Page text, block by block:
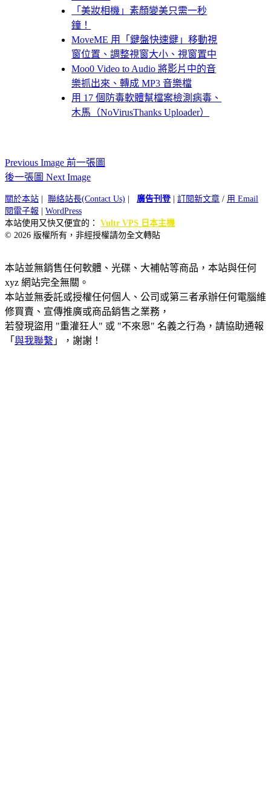
「美妝相機」素顏變美只需一秒
鐘！
MoveME 用「鍵盤快速鍵」移動視
窗位置、調整視窗大小、視窗置中
Moo0 Video to Audio 將影片中的音
樂抓出來、轉成 MP3 音樂檔
用 17 個防毒軟體幫檔案檢測病毒、
木馬（NoVirusThanks Uploader）
Previous Image 前一張圖
後一張圖 Next Image
關於本站 聯絡站長(Contact Us) 廣告刊登| 訂閱新文章 / 用 Email
閱電子報
WordPress
本站使用又快又便宜的： Vultr VPS 日本主機
© 2026 版權所有，非經授權請勿全文轉貼
本站並無銷售任何軟體、光碟、大補帖等商品，本站與任何
xyz 網站完全無關。
本站並無委託或授權任何個人、公司或第三者承辦任何電腦維
修買賣、宣傳推廣或商品銷售之業務，
若發現盜用 "重灌狂人" 或 "不來恩" 名義之行為，請協助通報
「 與我聯繫 」，謝謝！